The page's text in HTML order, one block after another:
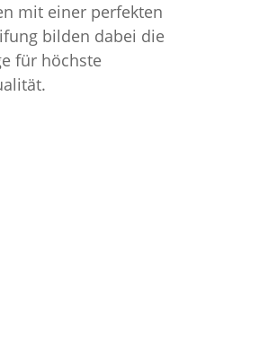
mit einer perfekten
bilden dabei die
für höchste